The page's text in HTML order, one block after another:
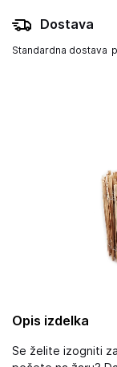
Opis izdelka
Se želite izogniti
Dostava
Standardna dostava